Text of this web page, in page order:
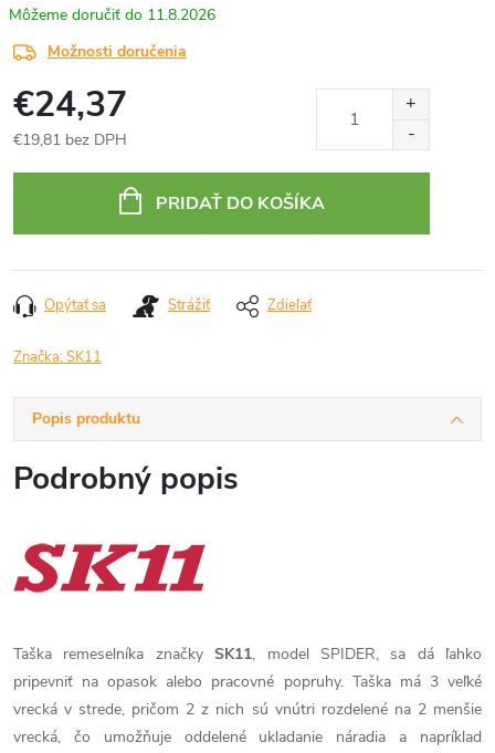
11.8.2026
Možnosti doručenia
€24,37
€19,81 bez DPH
PRIDAŤ DO KOŠÍKA
Opýtať sa Strážiť Zdieľať
Značka:SK11
Popis produktu
Podrobný popis
Taška remeselníka značkySK11, model SPIDER, sa dá ľahko
pripevniť na opasok alebo pracovné popruhy. Taška má 3 veľké
vrecká v strede, pričom 2 z nich sú vnútri rozdelené na 2 menšie
vrecká, čo umožňuje oddelené ukladanie náradia a napríklad